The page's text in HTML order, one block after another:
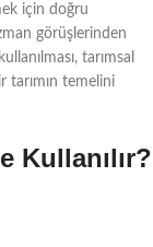
için doğru
görüşlerinden
tarımsal
tarımın temelini
Kullanılır?